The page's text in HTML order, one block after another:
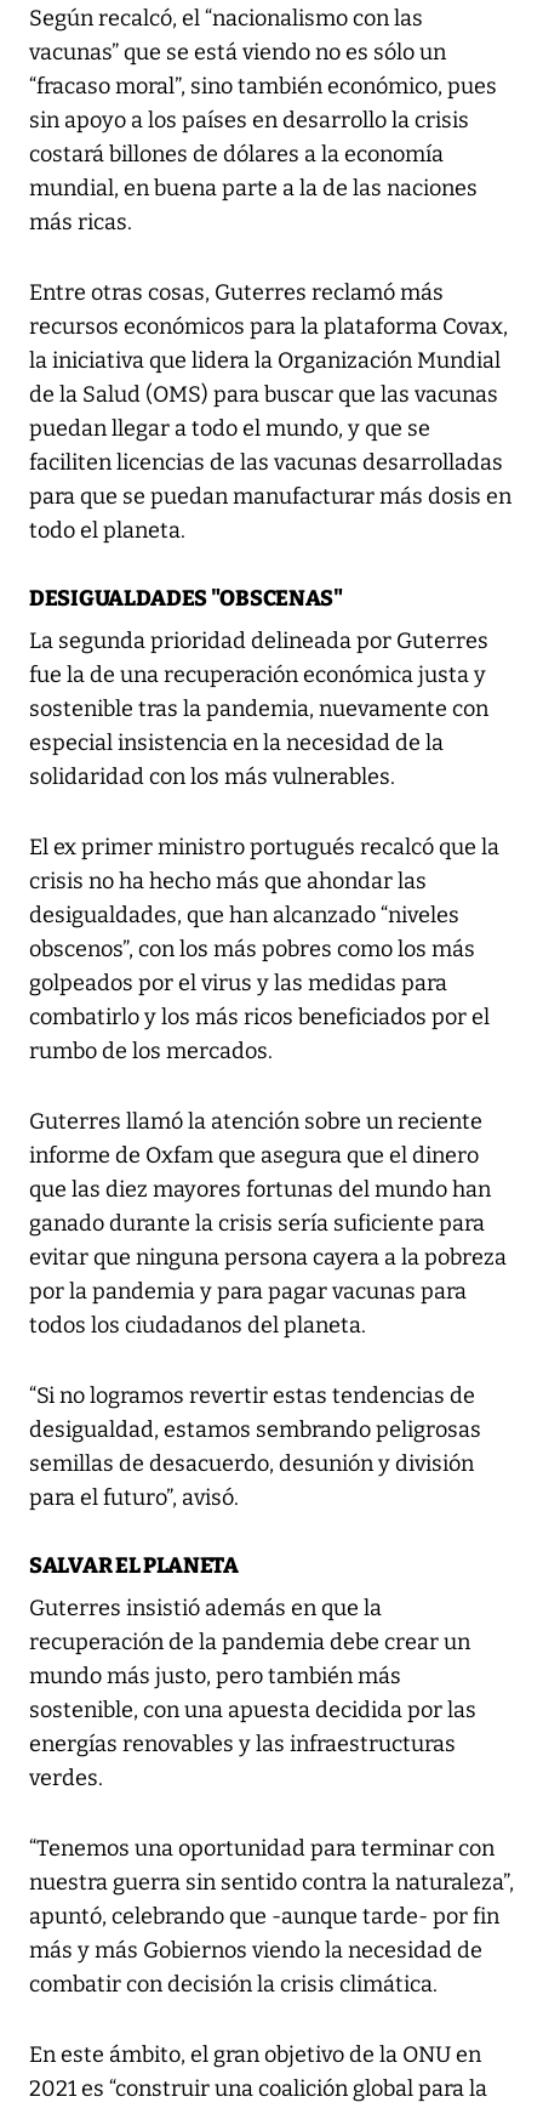
Según recalcó, el “nacionalismo con las
vacunas” que se está viendo no es sólo un
“fracaso moral”, sino también económico, pues
sin apoyo a los países en desarrollo la crisis
costará billones de dólares a la economía
mundial, en buena parte a la de las naciones
más ricas.
Entre otras cosas, Guterres reclamó más
recursos económicos para la plataforma Covax,
la iniciativa que lidera la Organización Mundial
de la Salud (OMS) para buscar que las vacunas
puedan llegar a todo el mundo, y que se
faciliten licencias de las vacunas desarrolladas
para que se puedan manufacturar más dosis en
todo el planeta.
DESIGUALDADES "OBSCENAS"
La segunda prioridad delineada por Guterres
fue la de una recuperación económica justa y
sostenible tras la pandemia, nuevamente con
especial insistencia en la necesidad de la
solidaridad con los más vulnerables.
El ex primer ministro portugués recalcó que la
crisis no ha hecho más que ahondar las
desigualdades, que han alcanzado “niveles
obscenos”, con los más pobres como los más
golpeados por el virus y las medidas para
combatirlo y los más ricos beneficiados por el
rumbo de los mercados.
Guterres llamó la atención sobre un reciente
informe de Oxfam que asegura que el dinero
que las diez mayores fortunas del mundo han
ganado durante la crisis sería suficiente para
evitar que ninguna persona cayera a la pobreza
por la pandemia y para pagar vacunas para
todos los ciudadanos del planeta.
“Si no logramos revertir estas tendencias de
desigualdad, estamos sembrando peligrosas
semillas de desacuerdo, desunión y división
para el futuro”, avisó.
SALVAR EL PLANETA
Guterres insistió además en que la
recuperación de la pandemia debe crear un
mundo más justo, pero también más
sostenible, con una apuesta decidida por las
energías renovables y las infraestructuras
verdes.
“Tenemos una oportunidad para terminar con
nuestra guerra sin sentido contra la naturaleza”,
apuntó, celebrando que -aunque tarde- por fin
más y más Gobiernos viendo la necesidad de
combatir con decisión la crisis climática.
En este ámbito, el gran objetivo de la ONU en
2021 es “construir una coalición global para la